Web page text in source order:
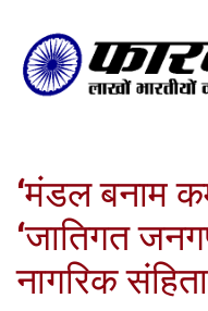
‘मंडल बनाम
‘जातिगत
नागरिक